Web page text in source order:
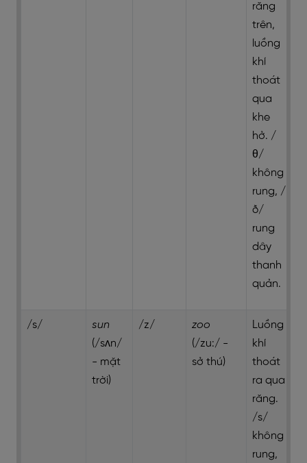
răng
trên,
luồng
khí
thoát
qua
khe
hở. /
θ/
không
rung, /
ð/
rung
dây
thanh
quản.
/s/
sun
(/sʌn/
- mặt
trời)
/z/
zoo
(/zu:/ -
sở thú)
Luồng
khí
thoát
ra qua
răng.
/s/
không
rung,